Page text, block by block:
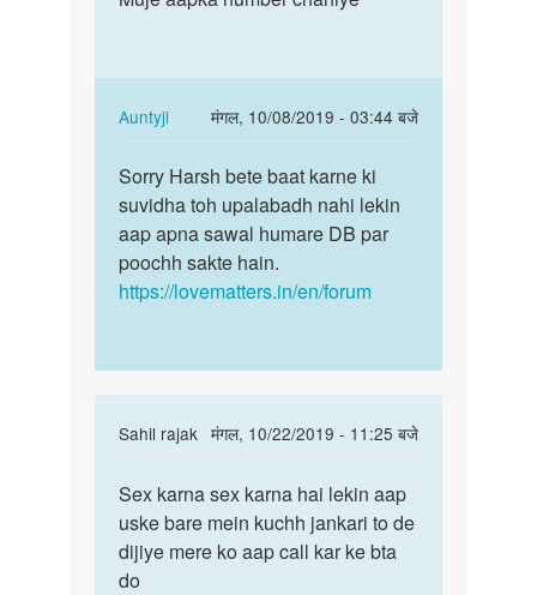
Hum
apki
kya
by
Auntyji
chahiye
Auntyji
मंगल, 10/08/2019 - 03:44 बजे
In
reply
to
Muje
aapka
number
chahiye
kumar
Sorry
Harsh
bete
baat
karne…
Sorry Harsh bete baat karne ki
suvidha toh upalabadh nahi lekin
aap apna sawal humare DB par
poochh sakte hain.
https://lovematters.in/en/forum
Sahil rajak मंगल, 10/22/2019 - 11:25 बजे
to
Hello
bete.
Sex
karna
sex
karna
Sex karna sex karna hai lekin aap
uske bare mein kuchh jankari to de
dijiye mere ko aap call kar ke bta
do